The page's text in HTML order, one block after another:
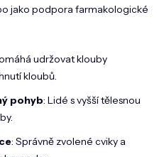
jako podpora farmakologické
udržovat klouby
kloubů.
pohyb: Lidé s vyšší tělesnou
: Správně zvolené cviky a